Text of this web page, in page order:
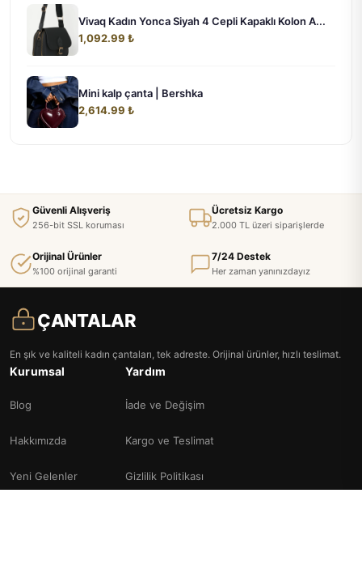
Vivaq Kadın Yonca Siyah 4 Cepli Kapaklı Kolon A...
1,092.99 ₺
Mini kalp çanta | Bershka
2,614.99 ₺
Güvenli Alışveriş
256-bit SSL koruması
Ücretsiz Kargo
2.000 TL üzeri siparişlerde
Orijinal Ürünler
%100 orijinal garanti
7/24 Destek
Her zaman yanınızdayız
ÇANTALAR
En şık ve kaliteli kadın çantaları, tek adreste. Orijinal ürünler, hızlı teslimat.
Kurumsal
Blog
Hakkımızda
Yeni Gelenler
Yardım
İade ve Değişim
Kargo ve Teslimat
Gizlilik Politikası